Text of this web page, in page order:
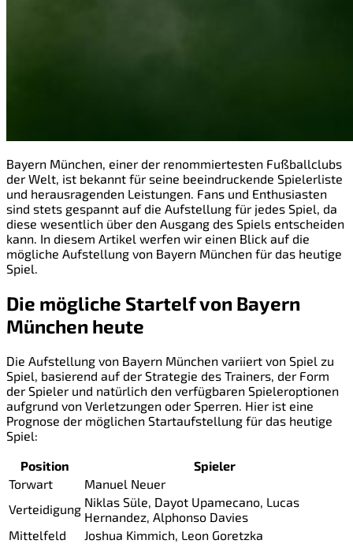
Bayern München, einer der renommiertesten Fußballclubs
der Welt, ist bekannt für seine beeindruckende Spielerliste
und herausragenden Leistungen. Fans und Enthusiasten
sind stets gespannt auf die Aufstellung für jedes Spiel, da
diese wesentlich über den Ausgang des Spiels entscheiden
kann. In diesem Artikel werfen wir einen Blick auf die
mögliche Aufstellung von Bayern München für das heutige
Spiel.
Die mögliche Startelf von Bayern
München heute
Die Aufstellung von Bayern München variiert von Spiel zu
Spiel, basierend auf der Strategie des Trainers, der Form
der Spieler und natürlich den verfügbaren Spieleroptionen
aufgrund von Verletzungen oder Sperren. Hier ist eine
Prognose der möglichen Startaufstellung für das heutige
Spiel:
Position
Spieler
Torwart
Manuel Neuer
Verteidigung Niklas Süle, Dayot Upamecano, Lucas
Hernandez, Alphonso Davies
Mittelfeld
Joshua Kimmich, Leon Goretzka